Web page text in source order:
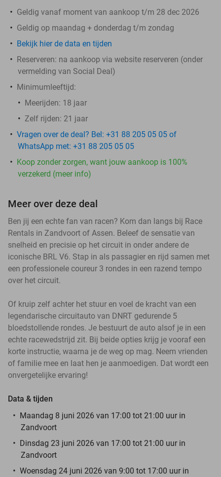
Geldig vanaf moment van aankoop t/m 28 dec 2026
Geldig op maandag + donderdag t/m zondag
Bekijk hier de data en tijden
Reserveren: na aankoop via website reserveren (onder
vermelding van Social Deal)
Minimumleeftijd:
Meerijden: 18 jaar
Zelf rijden: 21 jaar
Vragen over de deal? Bel: +31 88 205 05 05 of
WhatsApp met: +31 88 205 05 05
Koop zonder zorgen, want jouw aankoop is 100%
verzekerd (meer info)
Meer over deze deal
Ben jij een echte fan van racen? Kom dan langs bij Race
Rentals in Zandvoort of Assen. Beleef de sensatie van
snelheid en precisie op het circuit in onder andere de
iconische BRL V6. Stap in als passagier en rijd samen met
een professionele coureur 3 rondes in een razend tempo
over het circuit.
Of kruip zelf achter het stuur en voel de kracht van een
legendarische circuitauto van DNRT gedurende 5
bloedstollende rondes. Je bestuurt de auto alsof je in een
echte racewedstrijd zit. Bij beide opties krijg je vooraf een
korte instructie, waarna je de weg op mag. Neem vrienden
of familie mee en laat hen je aanmoedigen. Dat wordt een
onvergetelijke ervaring!
Data & tijden
Maandag 8 juni 2026 van 17:00 tot 21:00 uur in
Zandvoort
Dinsdag 23 juni 2026 van 17:00 tot 21:00 uur in
Zandvoort
Woensdag 24 juni 2026 van 9:00 tot 17:00 uur in